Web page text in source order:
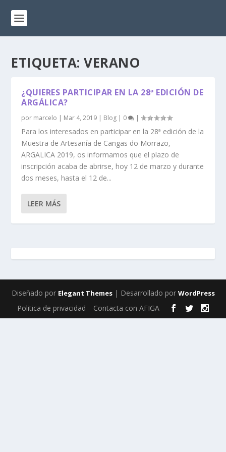
ETIQUETA:VERANO
¿QUIERES PARTICIPAR EN LA 28ª EDICIÓN DE
ARGÁLICA?
por marcelo | Mar 4, 2019 | Blog | 0 |
Para los interesados en participar en la 28ª edición de la
Muestra de Artesanía de Cangas do Morrazo,
ARGALICA 2019, os informamos que el plazo de
inscripción acaba de abrirse, hoy 12 de marzo y durante
dos meses, hasta el 12 de...
LEER MÁS
Diseñado por Elegant Themes| Desarrollado por WordPress
Politica de privacidad Contacta con AFIGA